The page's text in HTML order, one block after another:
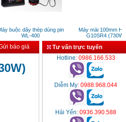
buộc dây thép dùng pin
WL-400
Máy mài 100mm Hikoki
G10SR4 (730W)
báo giá
Tư vấn trực tuyến
Hotline: 0986.166.533
Diễm My: 0988.968.044
Hải Yến: 0936.390.588